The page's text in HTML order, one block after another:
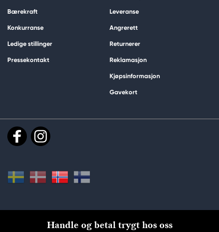
Bærekraft
Konkurranse
Ledige stillinger
Pressekontakt
Leveranse
Angrerett
Returnerer
Reklamasjon
Kjøpsinformasjon
Gavekort
Handle og betal trygt hos oss